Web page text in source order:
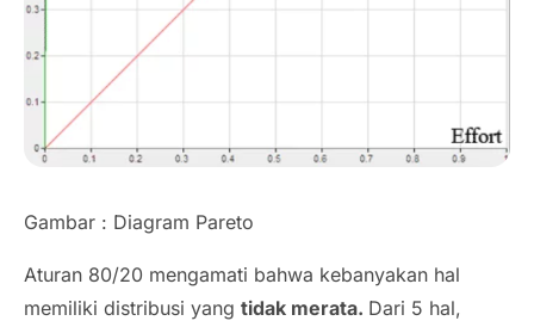
Gambar : Diagram Pareto
Aturan 80/20 mengamati bahwa kebanyakan hal
memiliki distribusi yang tidak merata. Dari 5 hal,